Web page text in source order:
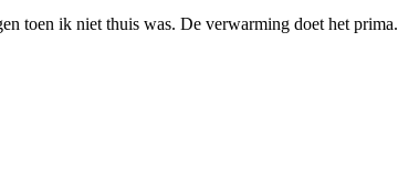
toen ik niet thuis was. De verwarming doet het prima.